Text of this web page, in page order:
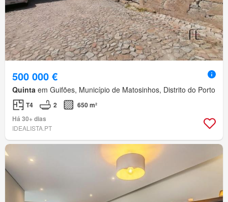
500 000 €
Quinta em Guifões, Município de Matosinhos, Distrito do Porto
T4 2
650 m²
Há 30+ dias
IDEALISTA.PT